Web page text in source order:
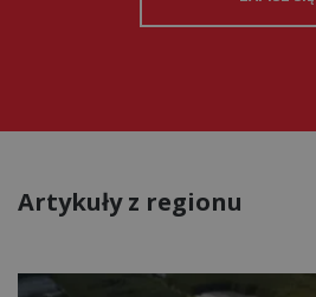
Artykuły z regionu